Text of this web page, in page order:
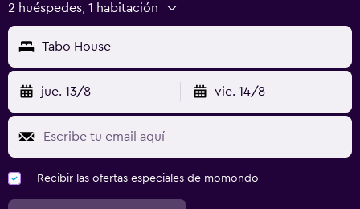
2 huéspedes, 1 habitación
Tabo House
jue. 13/8 vie. 14/8
Recibir las ofertas especiales de momondo